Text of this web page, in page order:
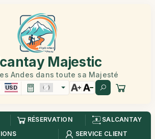
Majestic
Andes dans toute sa Majesté
USD
RÉSERVATION
SALCANTAY
SERVICE CLIENT